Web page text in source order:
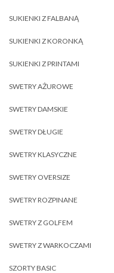
SUKIENKI Z FALBANĄ
SUKIENKI Z KORONKĄ
SUKIENKI Z PRINTAMI
SWETRY AŻUROWE
SWETRY DAMSKIE
SWETRY DŁUGIE
SWETRY KLASYCZNE
SWETRY OVERSIZE
SWETRY ROZPINANE
SWETRY Z GOLFEM
SWETRY Z WARKOCZAMI
SZORTY BASIC